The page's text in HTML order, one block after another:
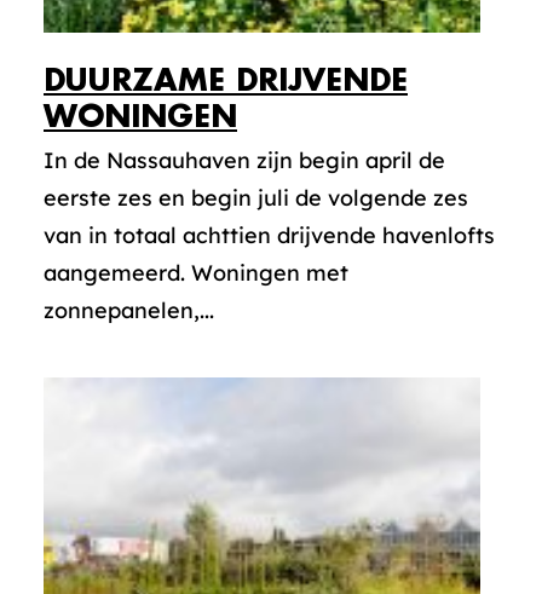
DUURZAME DRIJVENDE
WONINGEN
In de Nassauhaven zijn begin april de
eerste zes en begin juli de volgende zes
van in totaal achttien drijvende havenlofts
aangemeerd. Woningen met
zonnepanelen,...